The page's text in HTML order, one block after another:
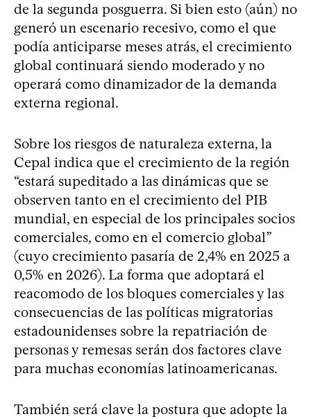
de la segunda posguerra. Si bien esto (aún) no
generó un escenario recesivo, como el que
podía anticiparse meses atrás, el crecimiento
global continuará siendo moderado y no
operará como dinamizador de la demanda
externa regional.
Sobre los riesgos de naturaleza externa, la
Cepal indica que el crecimiento de la región
“estará supeditado a las dinámicas que se
observen tanto en el crecimiento del PIB
mundial, en especial de los principales socios
comerciales, como en el comercio global”
(cuyo crecimiento pasaría de 2,4% en 2025 a
0,5% en 2026). La forma que adoptará el
reacomodo de los bloques comerciales y las
consecuencias de las políticas migratorias
estadounidenses sobre la repatriación de
personas y remesas serán dos factores clave
para muchas economías latinoamericanas.
También será clave la postura que adopte la